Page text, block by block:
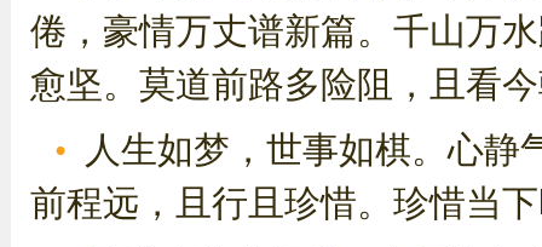
倦，豪情万丈谱新篇。千山万
愈坚。莫道前路多险阻，且看
人生如梦，世事如棋。心静
前程远，且行且珍惜。珍惜当